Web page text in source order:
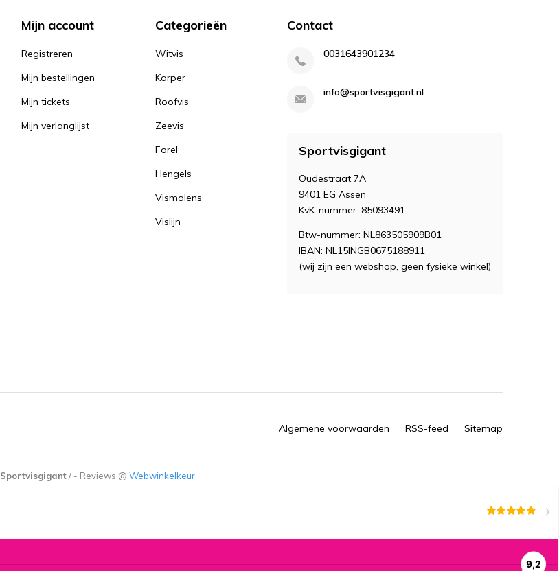
Mijn account
Registreren
Mijn bestellingen
Mijn tickets
Mijn verlanglijst
Categorieën
Witvis
Karper
Roofvis
Zeevis
Forel
Hengels
Vismolens
Vislijn
Contact
0031643901234
info@sportvisgigant.nl
Sportvisgigant
Oudestraat 7A
9401 EG Assen
KvK-nummer: 85093491
Btw-nummer: NL863505909B01
IBAN: NL15INGB0675188911
(wij zijn een webshop, geen fysieke winkel)
Algemene voorwaarden RSS-feed Sitemap
Sportvisgigant/ - Reviews @ Webwinkelkeur